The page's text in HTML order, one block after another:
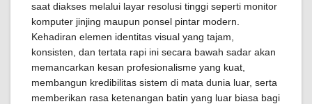
saat diakses melalui layar resolusi tinggi seperti monitor
komputer jinjing maupun ponsel pintar modern.
Kehadiran elemen identitas visual yang tajam,
konsisten, dan tertata rapi ini secara bawah sadar akan
memancarkan kesan profesionalisme yang kuat,
membangun kredibilitas sistem di mata dunia luar, serta
memberikan rasa ketenangan batin yang luar biasa bagi